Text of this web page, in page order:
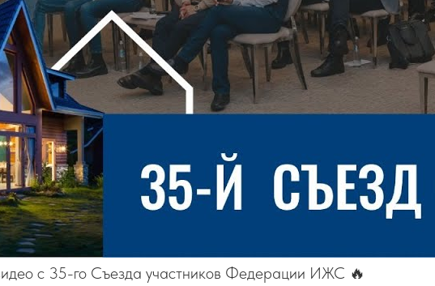
с 35-го Съезда участников Федерации ИЖС 🔥